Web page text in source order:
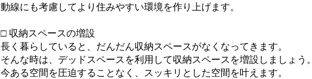
動線にも考慮してより住みやすい環境を作り上げます。
□ 収納スペースの増設
長く暮らしていると、だんだん収納スペースがなくなってきます。
そんな時は、デッドスペースを利用して収納スペースを増設しましょう。
今ある空間を圧迫することなく、スッキリとした空間を叶えます。